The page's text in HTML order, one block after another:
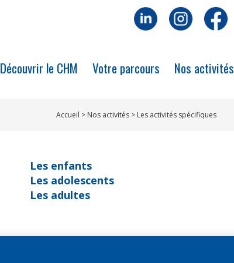
Découvrir le CHM Votre parcours Nos activités
Accueil > Nos activités > Les activités spécifiques
Les enfants
Les adolescents
Les adultes